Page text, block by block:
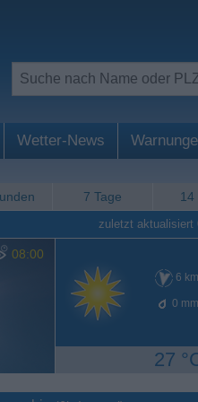
Wetter-News
7 Tage 14
zuletzt aktualisiert
08:00
6
0
27